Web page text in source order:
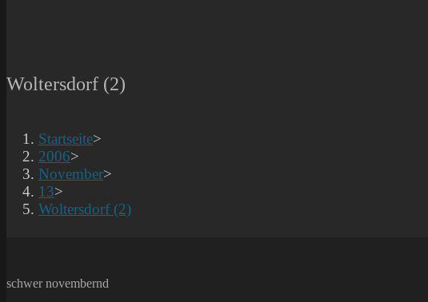
Woltersdorf (2)
Startseite>
2006>
November>
13>
Woltersdorf (2)
schwer novembernd